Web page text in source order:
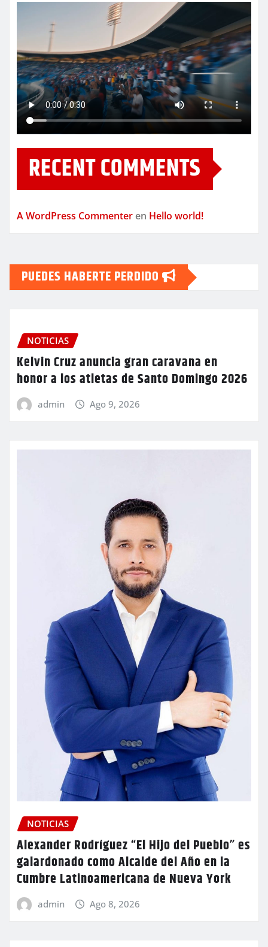
RECENT COMMENTS
A WordPress Commenter en Hello world!
PUEDES HABERTE PERDIDO
NOTICIAS
Kelvin Cruz anuncia gran caravana en
honor a los atletas de Santo Domingo 2026
admin Ago 9, 2026
NOTICIAS
Alexander Rodríguez “El Hijo del Pueblo” es
galardonado como Alcalde del Año en la
Cumbre Latinoamericana de Nueva York
admin Ago 8, 2026